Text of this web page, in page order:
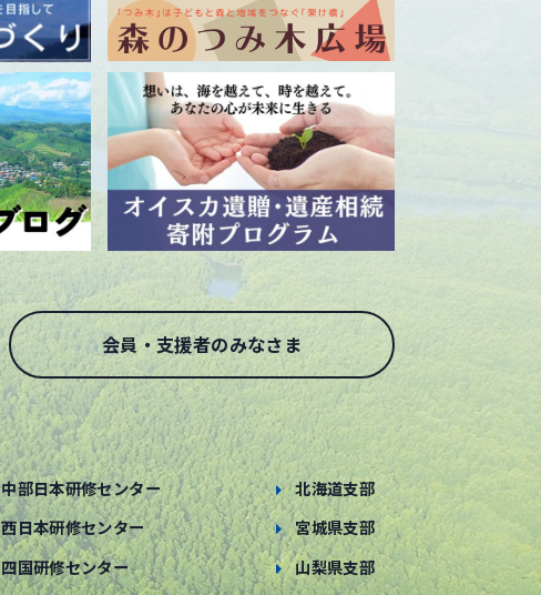
会員・支援者のみなさま
中部日本研修センター
西日本研修センター
四国研修センター
北海道支部
宮城県支部
山梨県支部